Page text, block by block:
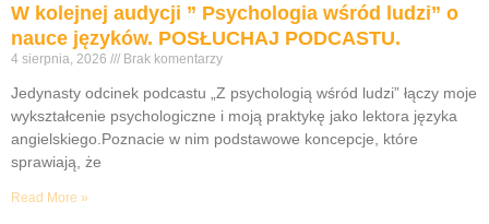
W kolejnej audycji ” Psychologia wśród ludzi” o
nauce języków. POSŁUCHAJ PODCASTU.
4 sierpnia, 2026 Brak komentarzy
Jedynasty odcinek podcastu „Z psychologią wśród ludzi” łączy moje
wykształcenie psychologiczne i moją praktykę jako lektora języka
angielskiego.Poznacie w nim podstawowe koncepcje, które
sprawiają, że
Read More »